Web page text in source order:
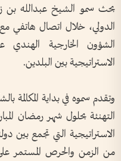
بحث سمو الشيخ عبدالله بن
الدولي، خلال اتصال هاتفي
الشؤون الخارجية الهندي
الاستراتيجية بين البلدين.
وتقدم سموه في بداية المكالمة
التهنئة بحلول شهر رمضان
الاستراتيجية التي تجمع بين
من الزمن والحرص المستمر على